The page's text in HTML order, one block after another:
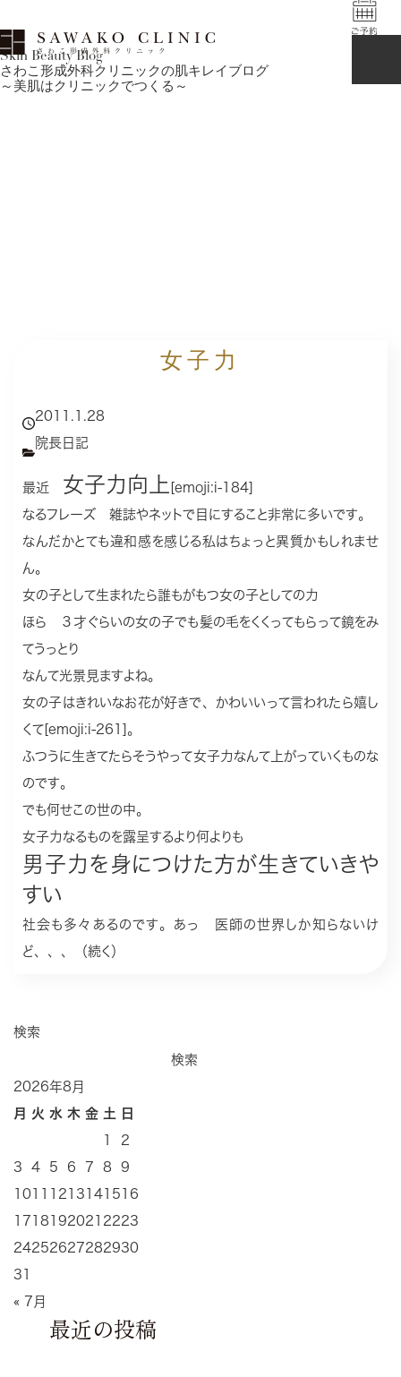
Skin Beauty Blog
さわこ形成外科クリニックの肌キレイブログ
～美肌はクリニックでつくる～
女子力
2011.1.28
院長日記
最近 女子力向上 [emoji:i-184]
なるフレーズ 雑誌やネットで目にすること非常に多いです。
なんだかとても違和感を感じる私はちょっと異質かもしれませ
ん。
女の子として生まれたら誰もがもつ女の子としての力
ほら ３才ぐらいの女の子でも髪の毛をくくってもらって鏡をみ
てうっとり
なんて光景見ますよね。
女の子はきれいなお花が好きで、かわいいって言われたら嬉し
くて[emoji:i-261]。
ふつうに生きてたらそうやって女子力なんて上がっていくものな
のです。
でも何せこの世の中。
女子力なるものを露呈するより何よりも
男子力を身につけた方が生きていきや
すい
社会も多々あるのです。あっ 医師の世界しか知らないけ
ど、、、（続く）
検索
検索
2026年8月
月
火 水 木 金 土
日
2
3
4 5 6 7 8
9
10
12 13 14 15 16
17 18 192021 2223
24252627282930
31
« 7月
最近の投稿